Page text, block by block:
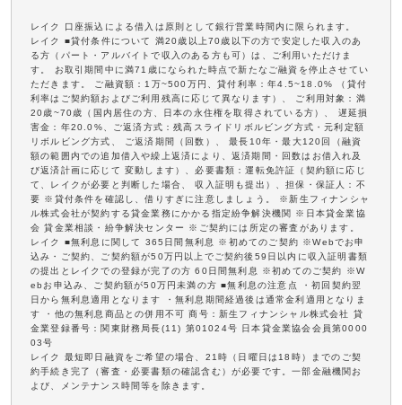
レイク 口座振込による借入は原則として銀行営業時間内に限られます。
レイク ■貸付条件について 満20歳以上70歳以下の方で安定した収入のあ
る方（パート・アルバイトで収入のある方も可）は、ご利用いただけま
す。 お取引期間中に満71歳になられた時点で新たなご融資を停止させてい
ただきます。 ご融資額：1万~500万円、貸付利率：年4.5~18.0% （貸付
利率はご契約額およびご利用残高に応じて異なります）、 ご利用対象：満
20歳~70歳（国内居住の方、日本の永住権を取得されている方）、 遅延損
害金：年20.0%、ご返済方式：残高スライドリボルビング方式・元利定額
リボルビング方式、 ご返済期間（回数）、 最長10年・最大120回（融資
額の範囲内での追加借入や繰上返済により、返済期間・回数はお借入れ及
び返済計画に応じて 変動します）、必要書類：運転免許証（契約額に応じ
て、レイクが必要と判断した場合、 収入証明も提出）、担保・保証人：不
要 ※貸付条件を確認し、借りすぎに注意しましょう。 ※新生フィナンシャ
ル株式会社が契約する貸金業務にかかる指定紛争解決機関 ※日本貸金業協
会 貸金業相談・紛争解決センター ※ご契約には所定の審査があります。
レイク ■無利息に関して 365日間無利息 ※初めてのご契約 ※Webでお申
込み・ご契約、ご契約額が50万円以上でご契約後59日以内に収入証明書類
の提出とレイクでの登録が完了の方 60日間無利息 ※初めてのご契約 ※W
ebお申込み、ご契約額が50万円未満の方 ■無利息の注意点 ・初回契約翌
日から無利息適用となります ・無利息期間経過後は通常金利適用となりま
す ・他の無利息商品との併用不可 商号：新生フィナンシャル株式会社 貸
金業登録番号：関東財務局長(11) 第01024号 日本貸金業協会会員第0000
03号
レイク 最短即日融資をご希望の場合、21時（日曜日は18時）までのご契
約手続き完了（審査・必要書類の確認含む）が必要です。一部金融機関お
よび、メンテナンス時間等を除きます。